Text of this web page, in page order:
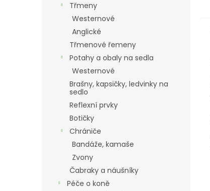
Třmeny
Westernové
Anglické
Třmenové řemeny
Potahy a obaly na sedla
Westernové
Brašny, kapsičky, ledvinky na
sedlo
Reflexní prvky
Botičky
Chrániče
Bandáže, kamaše
Zvony
Čabraky a náušníky
Péče o koně